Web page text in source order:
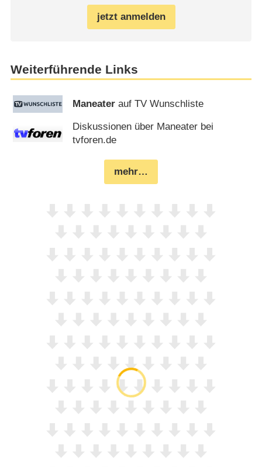
jetzt anmelden
Weiterführende Links
Maneater auf TV Wunschliste
Diskussionen über Maneater bei
tvforen.de
mehr…